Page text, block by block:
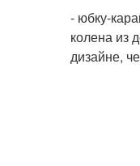
- юбку-
колена из
дизайне,